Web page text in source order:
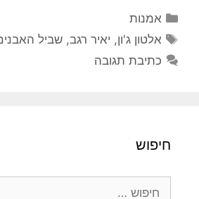
קטגוריות
אמנות
תגיות
אלטון ג'ון, יאיר רגב,שביל
כתיבת תגובה
חיפוש